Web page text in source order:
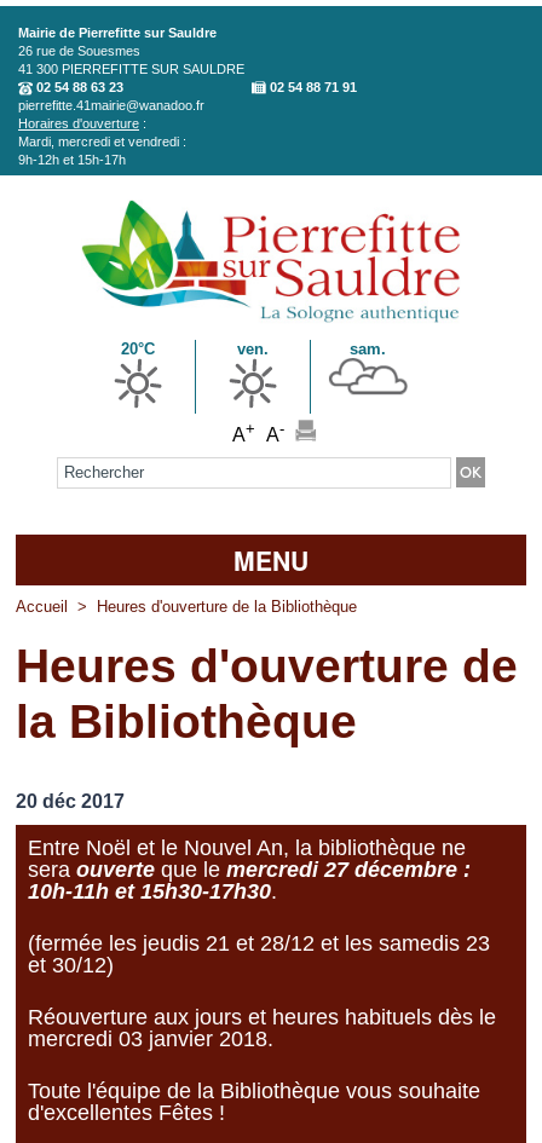
Aller au contenu principal
Mairie de Pierrefitte sur Sauldre
26 rue de Souesmes
41 300 PIERREFITTE SUR SAULDRE
02 54 88 63 23
02 54 88 71 91
pierrefitte.41mairie@wanadoo.fr
Horaires d'ouverture :
Mardi, mercredi et vendredi :
9h-12h et 15h-17h
20°C ven. sam.
A+ A-
Formulaire de recherche
MENU
Accueil
La mairie
Découvrir Pierrefitte
Vos professionnels
Loisirs
Accueil > Heures d'ouverture de la Bibliothèque
Heures d'ouverture de
la Bibliothèque
20 déc 2017
Entre Noël et le Nouvel An, la bibliothèque ne
seraouverte que le mercredi 27 décembre :
10h-11h et 15h30-17h30.
(fermée les jeudis 21 et 28/12 et les samedis 23
et 30/12)
Réouverture aux jours et heures habituels dès le
mercredi 03 janvier 2018.
Toute l'équipe de la Bibliothèque vous souhaite
d'excellentes Fêtes !